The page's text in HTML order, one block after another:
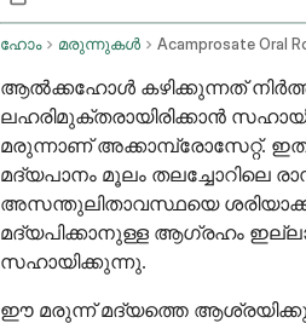
ഹോം മരുന്നുകൾ Acamprosate Oral
ആൽക്കഹോൾ കഴിക്കുന്നത്
ലഹരിമുക്തരായിരിക്കാൻ
മരുന്നാണ് അക്കാമ്പ്രോസേറ്റ്.
മദ്യപാനം മൂലം തലച്ചോറിലെ
അസന്തുലിതാവസ്ഥയെ
മദ്യപിക്കാനുള്ള ആഗ്രഹം
സഹായിക്കുന്നു.
ഈ മരുന്ന് മദ്യത്തെ